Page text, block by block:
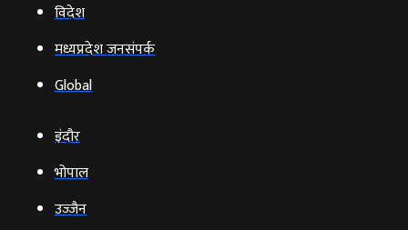
विदेश
मध्यप्रदेश जनसंपर्क
Global
इंदौर
भोपाल
उज्‍जैन